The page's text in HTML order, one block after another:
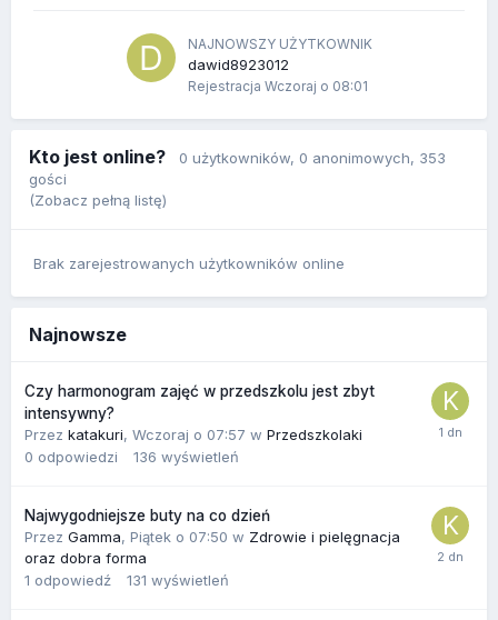
NAJNOWSZY UŻYTKOWNIK
dawid8923012
Rejestracja Wczoraj o 08:01
Kto jest online? 0 użytkowników, 0 anonimowych, 353
gości
(Zobacz pełną listę)
Brak zarejestrowanych użytkowników online
Najnowsze
Czy harmonogram zajęć w przedszkolu jest zbyt
intensywny?
Przez katakuri, Wczoraj o 07:57 w Przedszkolaki
0 odpowiedzi 136 wyświetleń
Najwygodniejsze buty na co dzień
Przez Gamma, Piątek o 07:50 w Zdrowie i pielęgnacja
oraz dobra forma
1 odpowiedź 131 wyświetleń